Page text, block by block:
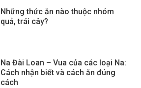
Những thức ăn nào thuộc nhóm
quả, trái cây?
Na Đài Loan – Vua của các loại Na:
Cách nhận biết và cách ăn đúng
cách